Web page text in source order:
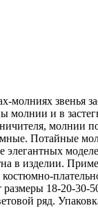
молниях звенья
молнии и в
молнии
Потайные
элегантных
в изделии.
18-20-30-
ряд.